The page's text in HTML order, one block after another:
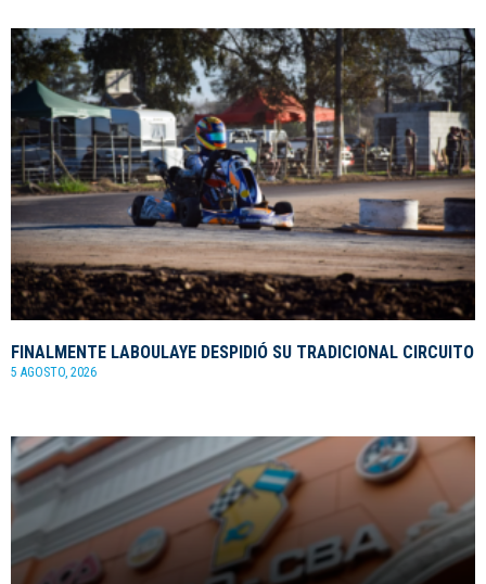
FINALMENTE LABOULAYE DESPIDIÓ SU TRADICIONAL CIRCUITO
5 AGOSTO, 2026